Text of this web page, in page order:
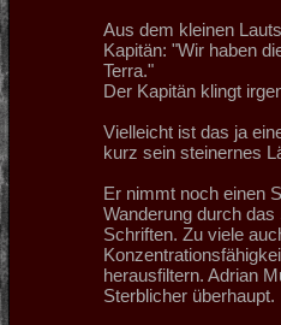
Aus dem kleinen
Kapitän: "Wir haben
Terra."
Der Kapitän klingt
Vielleicht ist das ja
kurz sein steinernes
Er nimmt noch einen
Wanderung durch
Schriften. Zu viele
herausfiltern. Adrian
Sterblicher überhaupt.